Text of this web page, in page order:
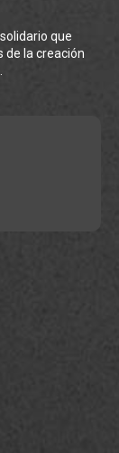
que
de la creación